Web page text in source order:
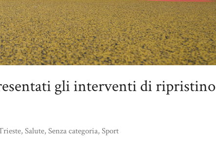
gli interventi di ripristino
,Salute,Senza categoria,Sport